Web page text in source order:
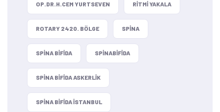
OP.DR.H.CEM YURTSEVEN RITMI YAKALA
ROTARY 2420. BÖLGE SPINA
SPINA BIFIDA SPINABIFIDA
SPINA BIFIDA ASKERLIK
SPINA BIFIDA ISTANBUL